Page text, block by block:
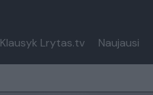
Klausyk Lrytas.tv Naujausi